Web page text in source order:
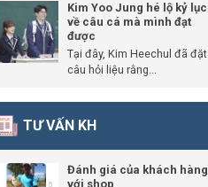
Kim Yoo Jung hé lộ kỷ lục
về câu cá mà mình đạt
được
Tại đây, Kim Heechul đã đặt
câu hỏi liệu rằng...
TƯ VẤN KH
Đánh giá của khách hàng
với shop